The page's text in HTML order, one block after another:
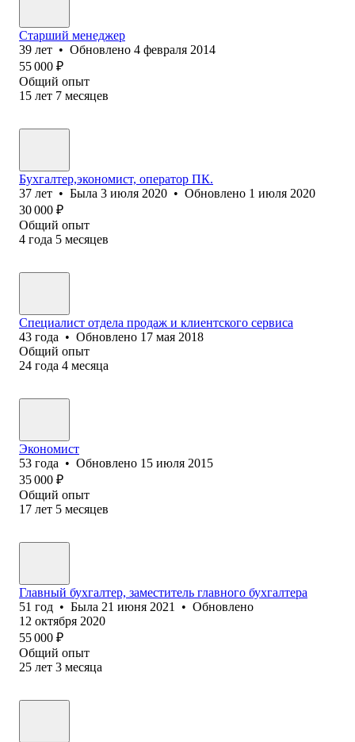
Старший менеджер
39 лет • Обновлено 4 февраля 2014
55 000 ₽
Общий опыт
15 лет 7 месяцев
Бухгалтер,экономист, оператор ПК.
37 лет • Была 3 июля 2020 • Обновлено 1 июля 2020
30 000 ₽
Общий опыт
4 года 5 месяцев
Специалист отдела продаж и клиентского сервиса
43 года • Обновлено 17 мая 2018
Общий опыт
24 года 4 месяца
Экономист
53 года • Обновлено 15 июля 2015
35 000 ₽
Общий опыт
17 лет 5 месяцев
Главный бухгалтер, заместитель главного бухгалтера
51 год • Была 21 июня 2021 • Обновлено
12 октября 2020
55 000 ₽
Общий опыт
25 лет 3 месяца